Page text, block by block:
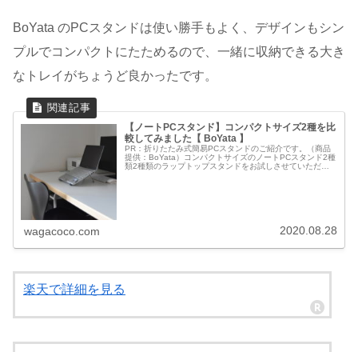
BoYata のPCスタンドは使い勝手もよく、デザインもシン
プルでコンパクトにたためるので、一緒に収納できる大き
なトレイがちょうど良かったです。
【ノートPCスタンド】コンパクトサイズ2種を比
較してみました【 BoYata 】
PR：折りたたみ式簡易PCスタンドのご紹介です。（商品
提供：BoYata）コンパクトサイズのノートPCスタンド2種
類2種類のラップトップスタンドをお試しさせていただき
wagacoco.com 2020.08.28
楽天で詳細を見る